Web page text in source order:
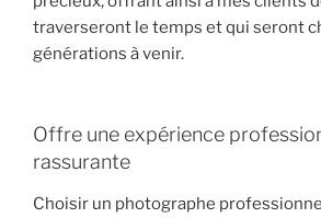
traverseront le temps et qui seront
générations à venir.
Offre une expérience
rassurante
Choisir un photographe